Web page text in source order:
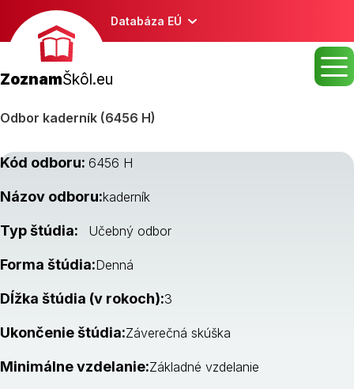
Databáza EÚ
ZoznamŠkôl.eu
Odbor kaderník (6456 H)
Kód odboru: 6456 H
Názov odboru:kaderník
Typ štúdia: Učebný odbor
Forma štúdia:Denná
Dĺžka štúdia (v rokoch):3
Ukončenie štúdia:Záverečná skúška
Minimálne vzdelanie:Základné vzdelanie